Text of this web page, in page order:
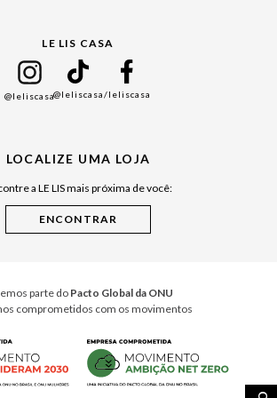
LE LIS CASA
@leliscasa@leliscasa/leliscasa
LOCALIZE UMA LOJA
a LE LIS mais próxima de você:
parte do Pacto Global da ONU
comprometidos com os movimentos